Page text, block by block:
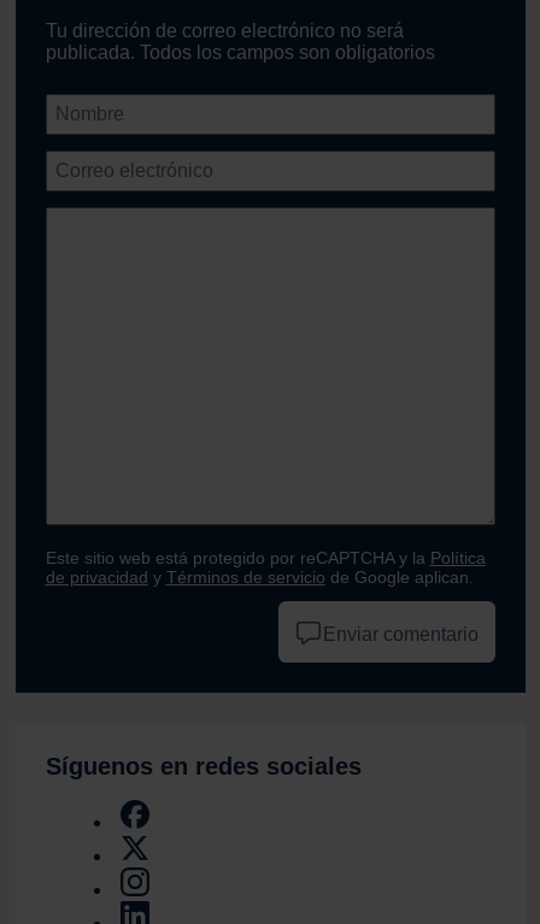
Tu dirección de correo electrónico no será
publicada. Todos los campos son obligatorios
Este sitio web está protegido por reCAPTCHA y la Política
de privacidad y Términos de servicio de Google aplican.
Enviar comentario
Síguenos en redes sociales